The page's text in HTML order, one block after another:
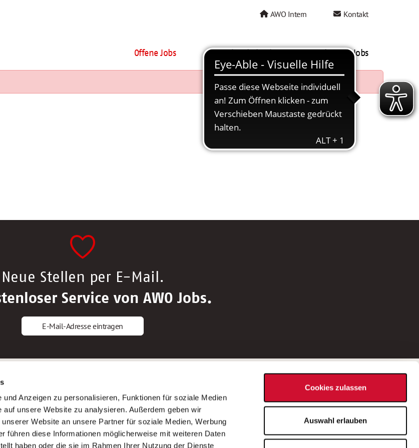
Anzeigen zu personalisieren, Funktionen für soziale Medien
auf unsere Website zu analysieren. Außerdem geben wir
Website an unsere Partner für soziale Medien, Werbung
führen diese Informationen möglicherweise mit weiteren Daten
haben oder die sie im Rahmen Ihrer Nutzung der Dienste
Cookies zulassen
Auswahl erlauben
AWO Intern Kontakt
Offene Jobs AWO als Arbeitgeber Mein AWO Jobs
Neue Stellen per E-Mail.
Service von AWO Jobs.
E-Mail-Adresse eintragen
AWO Gliederungen nach Bundesland
Stellenangebote nach Bundesländern
Sitemap
Impressum
Datenschutz
Bei Fragen zu einer Stellenausschreibung
wenden Sie sich bitte an die*den in der
Stellenausschreibung genannte*n